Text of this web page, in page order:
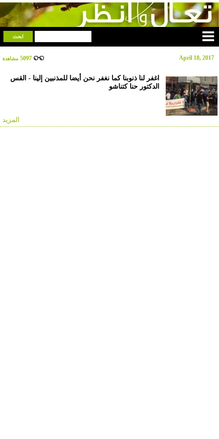
April 18, 2017
5097 مشاهدة
اغفر لنا ذنوبنا كما نغفر نحن أيضا للمذنبين إلينا - القس
الدكتور حنا كتناشو
المزيد